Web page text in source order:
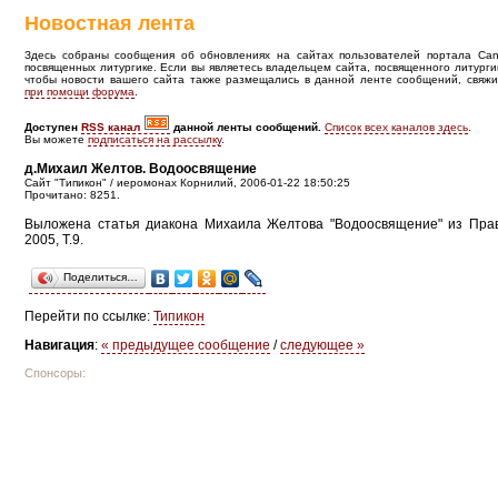
Новостная лента
Здесь собраны сообщения об обновлениях на сайтах пользователей портала
посвященных литургике. Если вы являетесь владельцем сайта, посвященного
чтобы новости вашего сайта также размещались в данной ленте сообщений,
при помощи форума
Доступен RSS канал данной ленты сообщений. Список всех каналов здесь
Вы можете подписаться на рассылку.
д.Михаил Желтов. Водоосвящение
Сайт "Типикон" / иеромонах Корнилий, 2006-01-22 18:50:25
Прочитано: 8251.
Выложена статья диакона Михаила Желтова "Водоосвящение" из
2005, Т.9.
Поделиться…
Перейти по ссылке: Типикон
Навигация: « предыдущее сообщение /следующее »
Спонсоры: